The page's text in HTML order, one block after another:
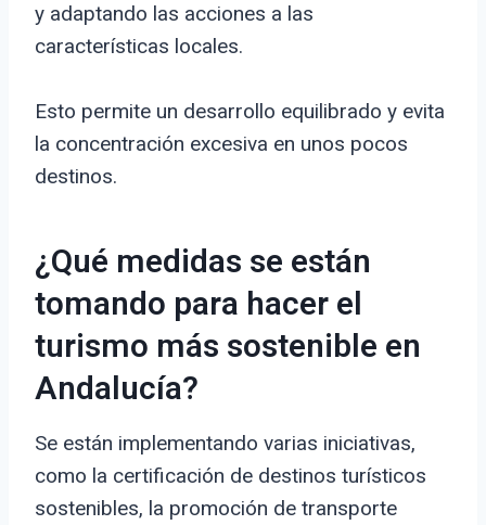
y adaptando las acciones a las
características locales.
Esto permite un desarrollo equilibrado y evita
la concentración excesiva en unos pocos
destinos.
¿Qué medidas se están
tomando para hacer el
turismo más sostenible en
Andalucía?
Se están implementando varias iniciativas,
como la certificación de destinos turísticos
sostenibles, la promoción de transporte